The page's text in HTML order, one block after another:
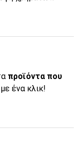
προϊόντα που
με ένα κλικ!